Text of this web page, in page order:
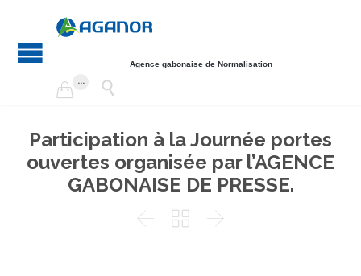
Agence gabonaise de Normalisation

... 
Participation à la Journée portes
ouvertes organisée par l’AGENCE
GABONAISE DE PRESSE.
  